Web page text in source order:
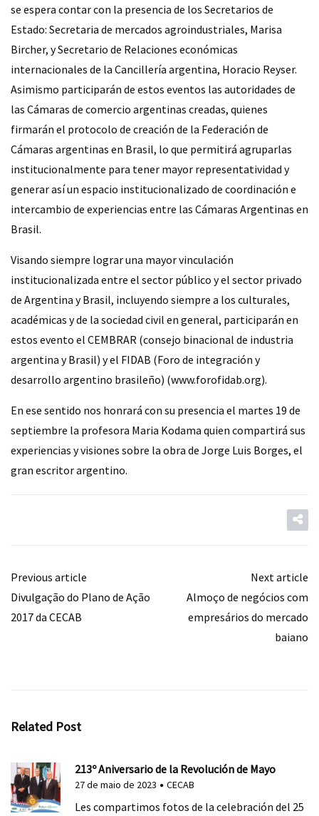
se espera contar con la presencia de los Secretarios de
Estado: Secretaria de mercados agroindustriales, Marisa
Bircher, y Secretario de Relaciones económicas
internacionales de la Cancillería argentina, Horacio Reyser.
Asimismo participarán de estos eventos las autoridades de
las Cámaras de comercio argentinas creadas, quienes
firmarán el protocolo de creación de la Federación de
Cámaras argentinas en Brasil, lo que permitirá agruparlas
institucionalmente para tener mayor representatividad y
generar así un espacio institucionalizado de coordinación e
intercambio de experiencias entre las Cámaras Argentinas en
Brasil.
Visando siempre lograr una mayor vinculación
institucionalizada entre el sector público y el sector privado
de Argentina y Brasil, incluyendo siempre a los culturales,
académicas y de la sociedad civil en general, participarán en
estos evento el CEMBRAR (consejo binacional de industria
argentina y Brasil) y el FIDAB (Foro de integración y
desarrollo argentino brasileño) (www.forofidab.org).
En ese sentido nos honrará con su presencia el martes 19 de
septiembre la profesora Maria Kodama quien compartirá sus
experiencias y visiones sobre la obra de Jorge Luis Borges, el
gran escritor argentino.
Previous article
Divulgação do Plano de Ação
2017 da CECAB
Next article
Almoço de negócios com
empresários do mercado
baiano
Related Post
213º Aniversario de la Revolución de Mayo
27 de maio de 2023 CECAB
Les compartimos fotos de la celebración del 25